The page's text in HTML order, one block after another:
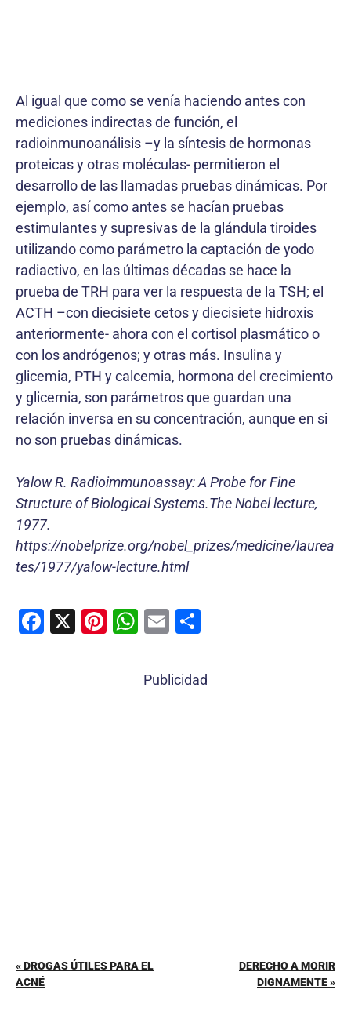
Al igual que como se venía haciendo antes con
mediciones indirectas de función, el
radioinmunoanálisis –y la síntesis de hormonas
proteicas y otras moléculas- permitieron el
desarrollo de las llamadas pruebas dinámicas. Por
ejemplo, así como antes se hacían pruebas
estimulantes y supresivas de la glándula tiroides
utilizando como parámetro la captación de yodo
radiactivo, en las últimas décadas se hace la
prueba de TRH para ver la respuesta de la TSH; el
ACTH –con diecisiete cetos y diecisiete hidroxis
anteriormente- ahora con el cortisol plasmático o
con los andrógenos; y otras más. Insulina y
glicemia, PTH y calcemia, hormona del crecimiento
y glicemia, son parámetros que guardan una
relación inversa en su concentración, aunque en si
no son pruebas dinámicas.
Yalow R. Radioimmunoassay: A Probe for Fine
Structure of Biological Systems.The Nobel lecture,
1977.
https://nobelprize.org/nobel_prizes/medicine/laurea
tes/1977/yalow-lecture.html
F
X
Pi W
at
E
ai m
Publicidad
« DROGAS ÚTILES PARA EL
ACNÉ
DERECHO A MORIR
DIGNAMENTE »